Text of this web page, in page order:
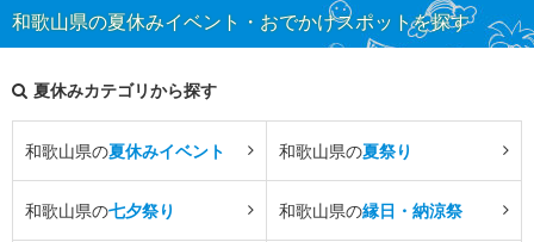
和歌山県の夏休みイベント・おでかけスポットを探す
夏休みカテゴリから探す
和歌山県の夏休みイベント 和歌山県の夏祭り
和歌山県の七夕祭り 和歌山県の縁日・納涼祭